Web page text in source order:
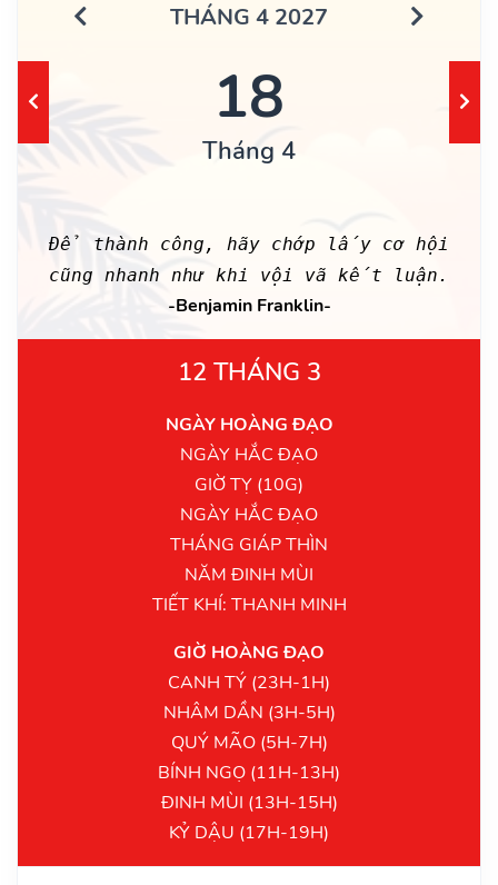
THÁNG 4 2027
18
Tháng 4
Để thành công, hãy chớp lấy cơ hội
cũng nhanh như khi vội vã kết luận.
-Benjamin Franklin-
12 THÁNG 3
NGÀY HOÀNG ĐẠO
NGÀY HẮC ĐẠO
GIỜ TỴ (10G)
NGÀY HẮC ĐẠO
THÁNG GIÁP THÌN
NĂM ĐINH MÙI
TIẾT KHÍ: THANH MINH
GIỜ HOÀNG ĐẠO
CANH TÝ (23H-1H)
NHÂM DẦN (3H-5H)
QUÝ MÃO (5H-7H)
BÍNH NGỌ (11H-13H)
ĐINH MÙI (13H-15H)
KỶ DẬU (17H-19H)